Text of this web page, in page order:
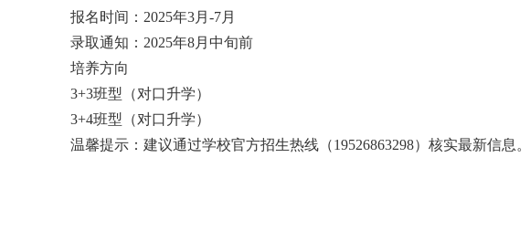
报名时间：2025年3月-7月
录取通知：2025年8月中旬前
培养方向
3+3班型（对口升学）
3+4班型（对口升学）
温馨提示：建议通过学校官方招生热线（19526863298）核实最新信息。